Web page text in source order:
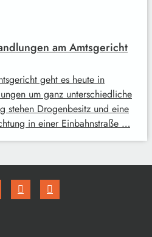
am Amtsgericht
geht es heute in
um ganz unterschiedliche
stehen Drogenbesitz und eine
in einer Einbahnstraße …